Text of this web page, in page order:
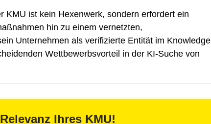
KMU ist kein Hexenwerk, sondern erfordert ein
hin zu einem vernetzten,
Unternehmen als verifizierte Entität im Knowledge
Wettbewerbsvorteil in der KI-Suche von
Ihres KMU!